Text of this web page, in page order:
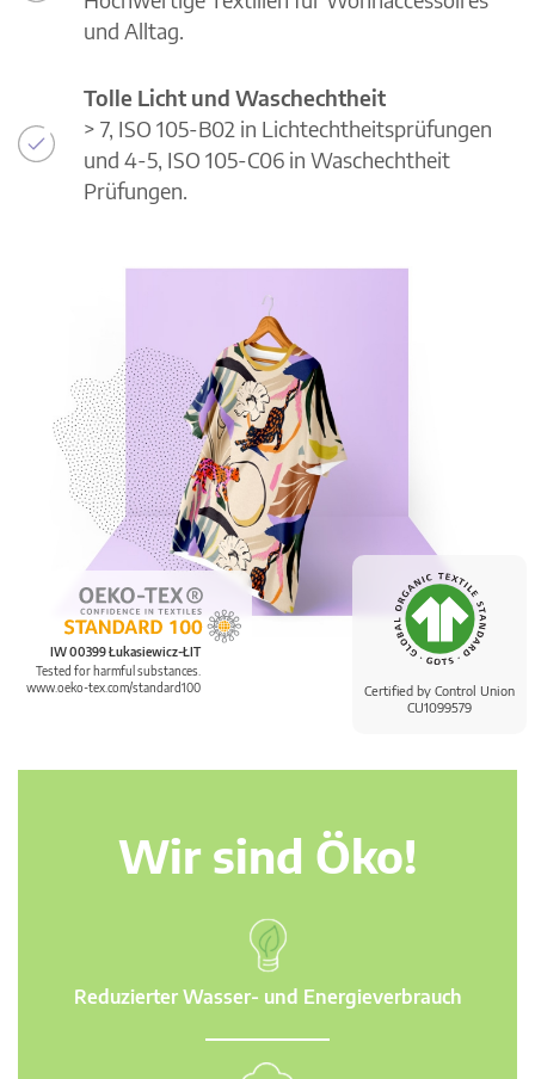
Certified by Control Union
CU1099579
IW 00399 Łukasiewicz-ŁIT
Tested for harmful substances.
www.oeko-tex.com/standard100
und Alltag.
Tolle Licht und Waschechtheit
> 7, ISO 105-B02 in Lichtechtheitsprüfungen
und 4-5, ISO 105-C06 in Waschechtheit
Prüfungen.
Wir sind Öko!
Reduzierter Wasser- und Energieverbrauch